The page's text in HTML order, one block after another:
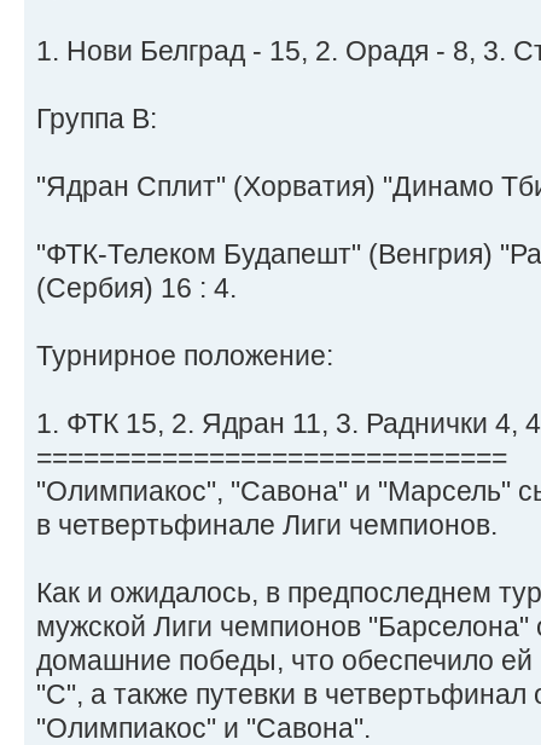
1. Нови Белград - 15, 2. Орадя - 8, 3.
Группа В:
"Ядран Сплит" (Хорватия) "Динамо
"ФТК-Телеком Будапешт" (Венгрия)
(Сербия) 16 : 4.
Турнирное положение:
1. ФТК 15, 2. Ядран 11, 3. Раднички 4,
==============================
"Олимпиакос", "Савона" и "Марсель"
в четвертьфинале Лиги чемпионов.
Как и ожидалось, в предпоследнем
мужской Лиги чемпионов
домашние победы, что обеспечило ей
"С", а также путевки в
"Олимпиакос" и "Савона".